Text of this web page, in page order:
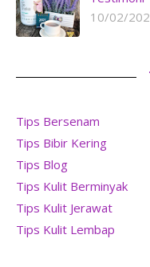
10/02/
Tips Bersenam
Tips Bibir Kering
Tips Blog
Tips Kulit Berminyak
Tips Kulit Jerawat
Tips Kulit Lembap